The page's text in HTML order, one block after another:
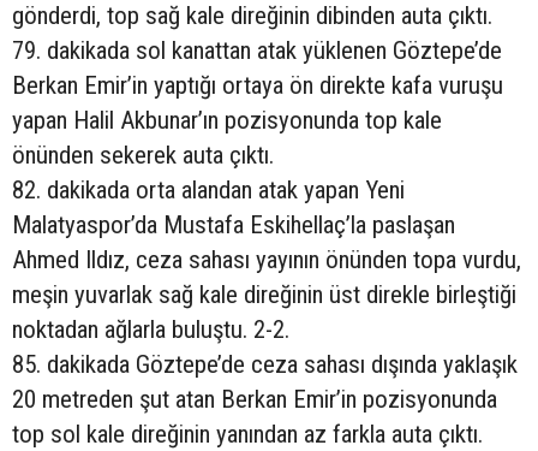
gönderdi, top sağ kale direğinin dibinden auta çıktı.
79. dakikada sol kanattan atak yüklenen Göztepe’de
Berkan Emir’in yaptığı ortaya ön direkte kafa vuruşu
yapan Halil Akbunar’ın pozisyonunda top kale
önünden sekerek auta çıktı.
82. dakikada orta alandan atak yapan Yeni
Malatyaspor’da Mustafa Eskihellaç’la paslaşan
Ahmed Ildız, ceza sahası yayının önünden topa vurdu,
meşin yuvarlak sağ kale direğinin üst direkle birleştiği
noktadan ağlarla buluştu. 2-2.
85. dakikada Göztepe’de ceza sahası dışında yaklaşık
20 metreden şut atan Berkan Emir’in pozisyonunda
top sol kale direğinin yanından az farkla auta çıktı.